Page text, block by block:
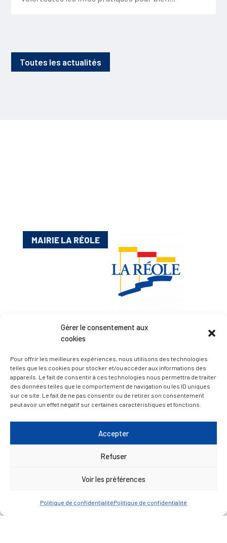
Gérer le consentement aux
cookies
Pour offrir les meilleures expériences, nous utilisons des technologies
telles que les cookies pour stocker et/ou accéder aux informations des
appareils. Le fait de consentir à ces technologies nous permettra de traiter
des données telles que le comportement de navigation ou les ID uniques
sur ce site. Le fait de ne pas consentir ou de retirer son consentement
peut avoir un effet négatif sur certaines caractéristiques et fonctions.
Accepter
Refuser
Voir les préférences
Politique de confidentialitéPolitique de confidentialité
Toutes les actualités
MAIRIE LA RÉOLE
Esplanade Charles de Gaulle
05 56 61 10 11
mairie@lareole.fr
Du lundi au jeudi inclus : 8h30 à 12h30 et 13h30 à
17h00
— Contacter la Mairie
ACCÈS RAPIDE
Travaux
Annuaire des associations